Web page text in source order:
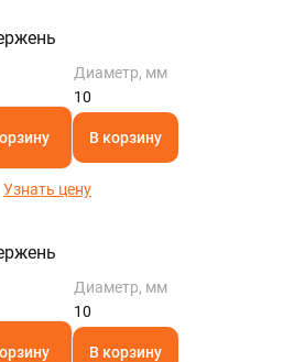
Диаметр, мм
10
В корзину
Узнать цену
Диаметр, мм
10
В корзину